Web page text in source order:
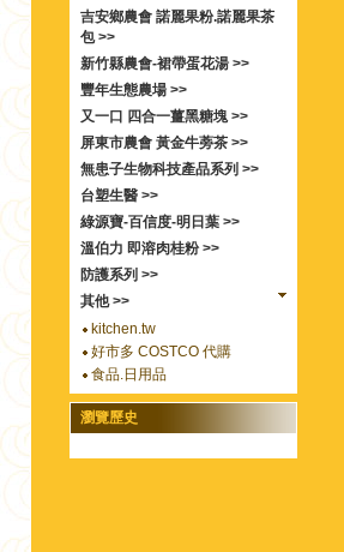
吉安鄉農會 諾麗果粉.諾麗果茶
包 >>
新竹縣農會-裙帶蛋花湯 >>
豐年生態農場 >>
又一口 四合一薑黑糖塊 >>
屏東市農會 黃金牛蒡茶 >>
無患子生物科技產品系列 >>
台塑生醫 >>
綠源寶-百信度-明日葉 >>
溫伯力 即溶肉桂粉 >>
防護系列 >>
其他 >>
kitchen.tw
好市多 COSTCO 代購
食品.日用品
瀏覽歷史